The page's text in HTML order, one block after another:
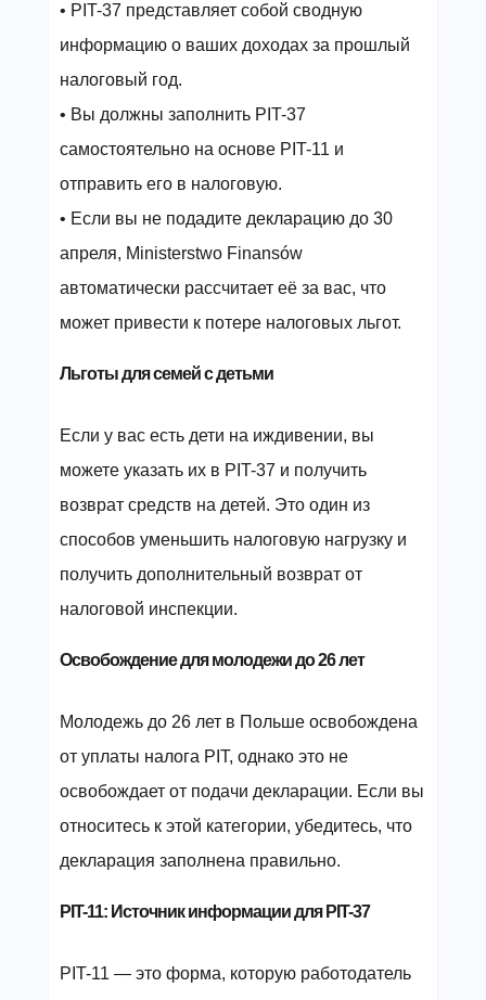
• PIT-37 представляет собой сводную
информацию о ваших доходах за прошлый
налоговый год.
• Вы должны заполнить PIT-37
самостоятельно на основе PIT-11 и
отправить его в налоговую.
• Если вы не подадите декларацию до 30
апреля, Ministerstwo Finansów
автоматически рассчитает её за вас, что
может привести к потере налоговых льгот.
Льготы для семей с детьми
Если у вас есть дети на иждивении, вы
можете указать их в PIT-37 и получить
возврат средств на детей. Это один из
способов уменьшить налоговую нагрузку и
получить дополнительный возврат от
налоговой инспекции.
Освобождение для молодежи до 26 лет
Молодежь до 26 лет в Польше освобождена
от уплаты налога PIT, однако это не
освобождает от подачи декларации. Если вы
относитесь к этой категории, убедитесь, что
декларация заполнена правильно.
PIT-11: Источник информации для PIT-37
PIT-11 — это форма, которую работодатель